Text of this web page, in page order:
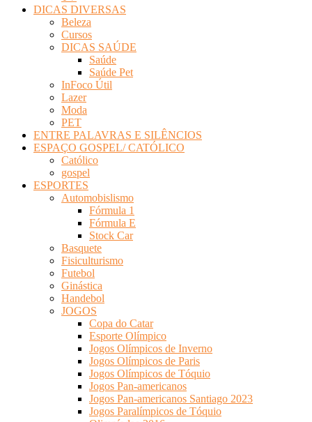
DICAS DIVERSAS
Beleza
Cursos
DICAS SAÚDE
Saúde
Saúde Pet
InFoco Útil
Lazer
Moda
PET
ENTRE PALAVRAS E SILÊNCIOS
ESPAÇO GOSPEL/ CATÓLICO
Católico
gospel
ESPORTES
Automobislismo
Fórmula 1
Fórmula E
Stock Car
Basquete
Fisiculturismo
Futebol
Ginástica
Handebol
JOGOS
Copa do Catar
Esporte Olímpico
Jogos Olímpicos de Inverno
Jogos Olímpicos de Paris
Jogos Olímpicos de Tóquio
Jogos Pan-americanos
Jogos Pan-americanos Santiago 2023
Jogos Paralímpicos de Tóquio